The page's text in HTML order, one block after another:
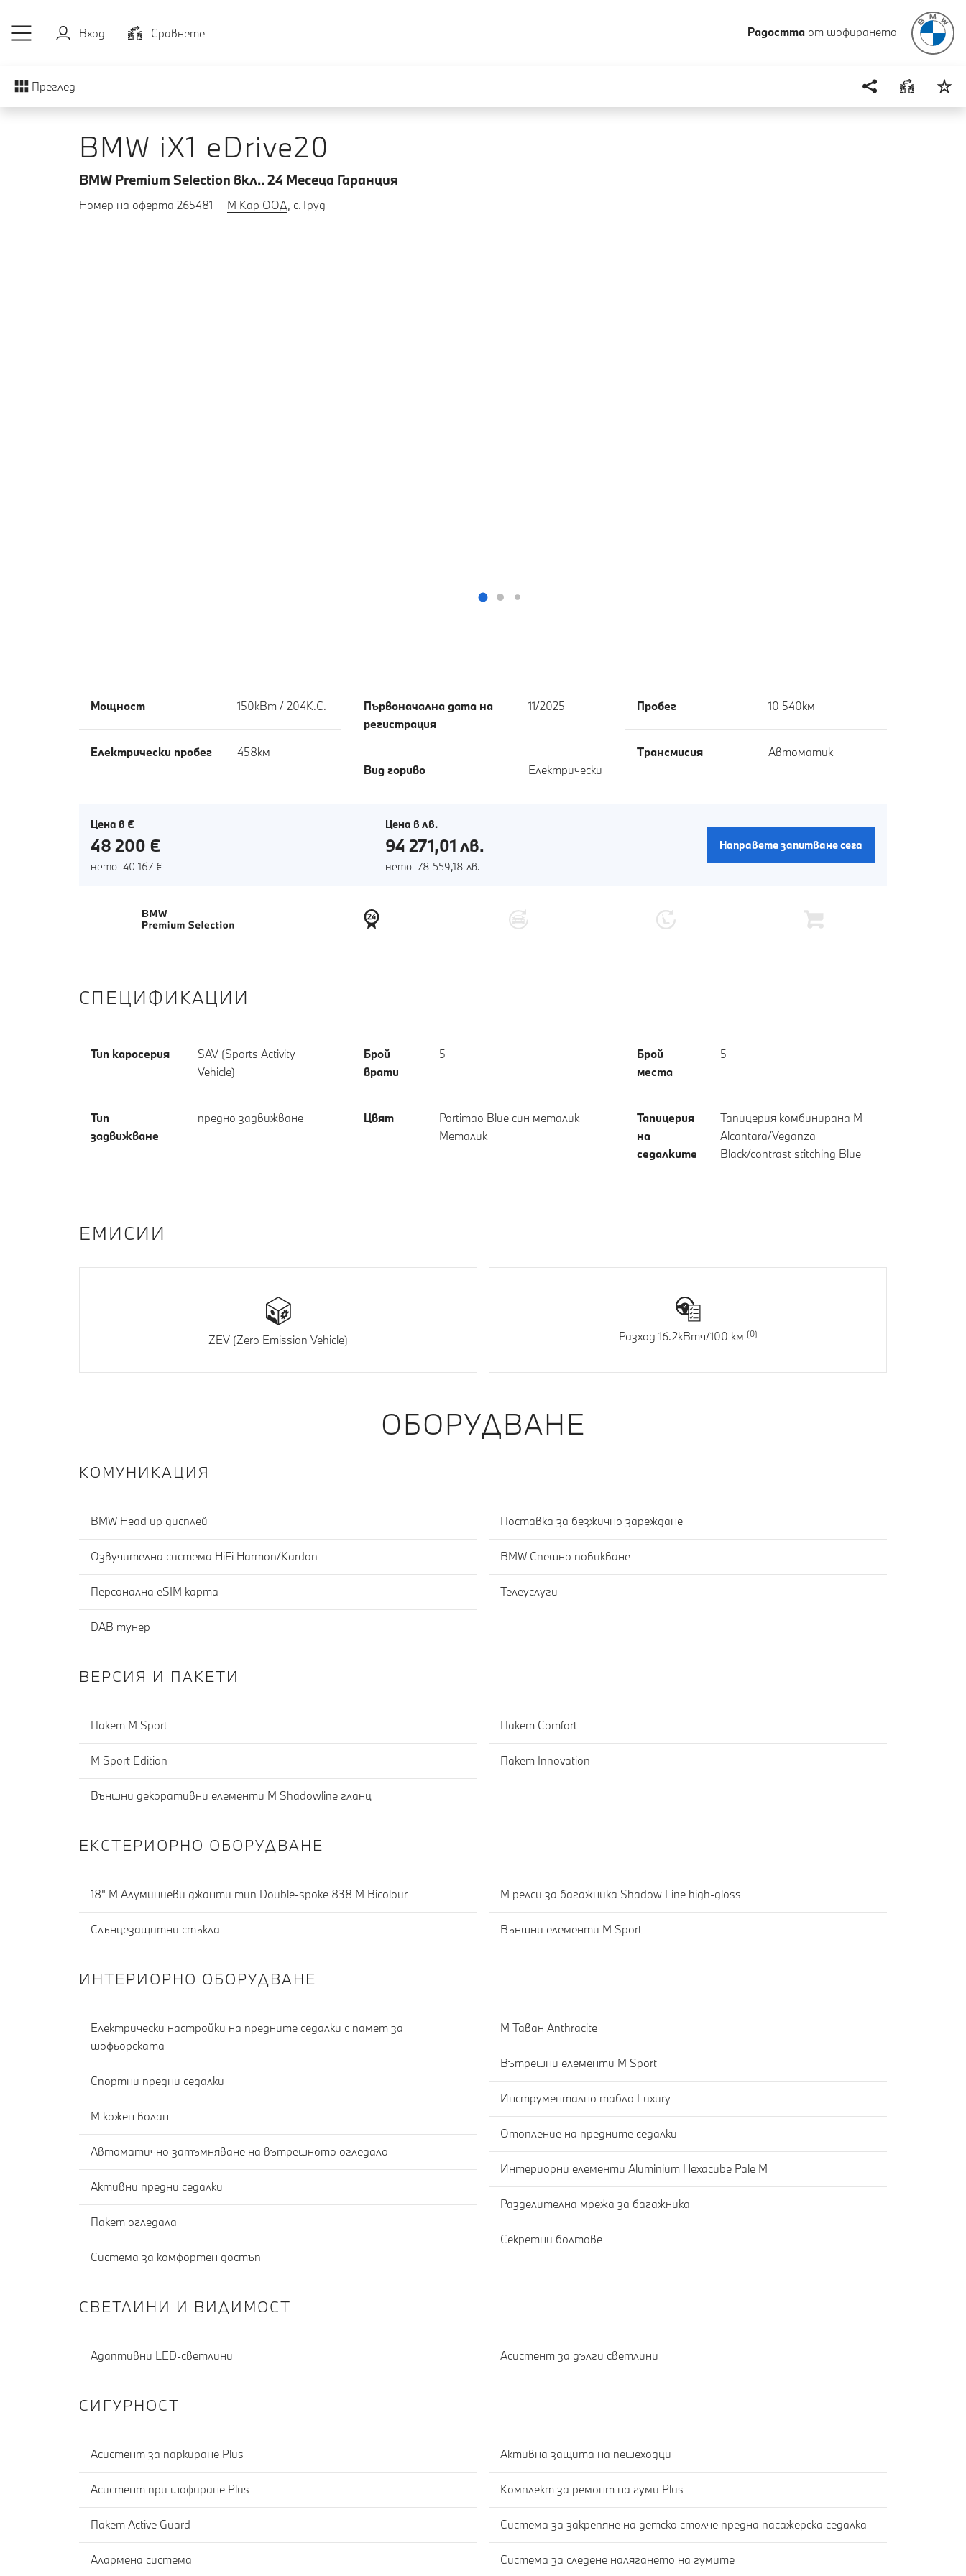
Вход
Cравнете Радостта от шофирането
Преглед
BMW iX1 eDrive20
BMW Premium Selection вкл.. 24 Mесеца Гаранция
Номер на оферта 265481 М Кар ООД, с.Труд
Мощност 150кВт / 204К.С.
Eлектрически пробег 458км
Първоначална дата на
регистрация
11/2025
Вид гориво Електрически
Пробег 10 540км
Tрансмисия Автоматик
Цена в €
48 200 €
нето 40 167 €
Цена в лв.
94 271,01 лв.
нето 78 559,18 лв.
Направете запитване сега
СПЕЦИФИКАЦИИ
Тип каросерия
SAV (Sports Activity
Vehicle)
Тип
задвижване
предно задвижване
Брой
врати
5
Цвят
Portimao Blue син металик
Meталик
Брой
места
5
Тапицерия
на
седалките
Тапицерия комбинирана M
Alcantara/Veganza
Black/contrast stitching Blue
EМИСИИ
ZEV (Zero Emission Vehicle) Разход 16.2кВтч/100 км
ОБОРУДВАНЕ
КОМУНИКАЦИЯ
BMW Head up дисплей
Озвучителна система HiFi Harmon/Kardon
Персонална eSIM карта
DAB тунер
Поставка за безжично зареждане
BMW Спешно повикване
Телеуслуги
ВЕРСИЯ И ПАКЕТИ
Пакет M Sport
M Sport Edition
Външни декоративни елементи M Shadowline гланц
Пакет Comfort
Пакет Innovation
ЕКСТЕРИОРНО ОБОРУДВАНЕ
18" M Алуминиеви джанти тип Double-spoke 838 М Bicolour
Слънцезащитни стъкла
M релси за багажника Shadow Line high-gloss
Външни елементи M Sport
ИНТЕРИОРНО ОБОРУДВАНЕ
Електрически настройки на предните седалки с памет за
шофьорската
Спортни предни седалки
M кожен волан
Автоматично затъмняване на вътрешното огледало
Активни предни седалки
Пакет огледала
Система за комфортен достъп
M Таван Anthracite
Вътрешни елементи M Sport
Инструментално табло Luxury
Отопление на предните седалки
Интериорни елементи Aluminium Hexacube Pale M
Разделителна мрежа за багажника
Секретни болтове
СВЕТЛИНИ И ВИДИМОСТ
Адаптивни LED-светлини Асистент за дълги светлини
СИГУРНОСТ
Асистент за паркиране Plus
Асистент при шофиране Plus
Пакет Active Guard
Алармена система
Активна защита на пешеходци
Комплект за ремонт на гуми Plus
Система за закрепяне на детско столче предна пасажерска седалка
Система за следене налягането на гумите